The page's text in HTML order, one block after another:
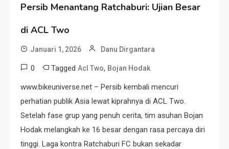
Persib Menantang Ratchaburi: Ujian Besar
di ACL Two
Januari 1, 2026 Danu Dirgantara
0 Tagged Acl Two, Bojan Hodak
www.bikeuniverse.net – Persib kembali mencuri
perhatian publik Asia lewat kiprahnya di ACL Two.
Setelah fase grup yang penuh cerita, tim asuhan Bojan
Hodak melangkah ke 16 besar dengan rasa percaya diri
tinggi. Laga kontra Ratchaburi FC bukan sekadar